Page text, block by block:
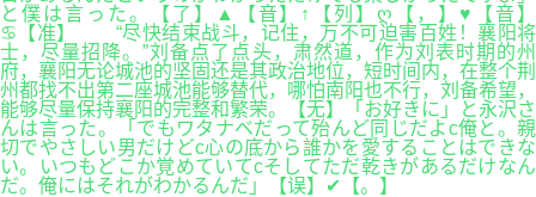
と僕は言った。【了】▲【音】↑【列】ღ【，】♥【音】
♋【准】 “尽快结束战斗，记住，万不可迫害百姓！襄阳将
士，尽量招降。”刘备点了点头，肃然道，作为刘表时期的州
府，襄阳无论城池的坚固还是其政治地位，短时间内，在整个荆
州都找不出第二座城池能够替代，哪怕南阳也不行，刘备希望，
能够尽量保持襄阳的完整和繁荣。【无】「お好きに」と永沢さ
んは言った。「でもワタナベだって殆んど同じだよc俺と。親
切でやさしい男だけどc心の底から誰かを愛することはできな
い。いつもどこか覚めていてcそしてただ乾きがあるだけなん
だ。俺にはそれがわかるんだ」【误】✔【。】